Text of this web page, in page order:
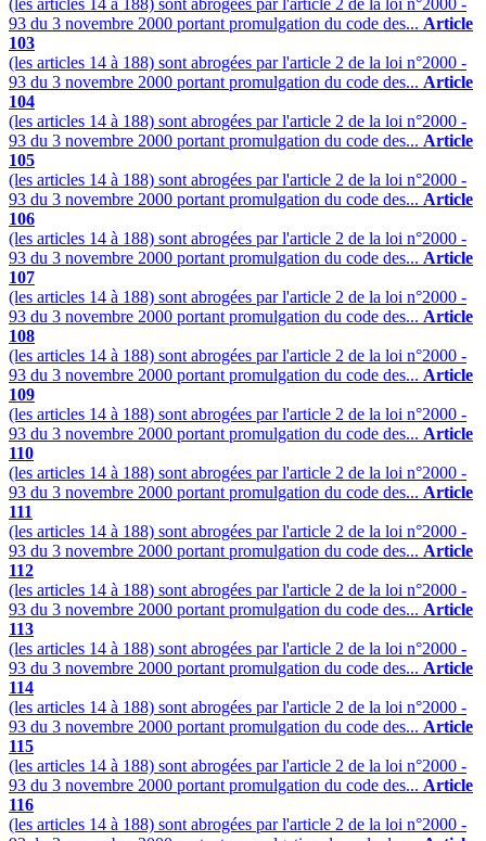
(les articles 14 à 188) sont abrogées par l'article 2 de la loi n°2000 -
93 du 3 novembre 2000 portant promulgation du code des... Article
103
(les articles 14 à 188) sont abrogées par l'article 2 de la loi n°2000 -
93 du 3 novembre 2000 portant promulgation du code des... Article
104
(les articles 14 à 188) sont abrogées par l'article 2 de la loi n°2000 -
93 du 3 novembre 2000 portant promulgation du code des... Article
105
(les articles 14 à 188) sont abrogées par l'article 2 de la loi n°2000 -
93 du 3 novembre 2000 portant promulgation du code des... Article
106
(les articles 14 à 188) sont abrogées par l'article 2 de la loi n°2000 -
93 du 3 novembre 2000 portant promulgation du code des... Article
107
(les articles 14 à 188) sont abrogées par l'article 2 de la loi n°2000 -
93 du 3 novembre 2000 portant promulgation du code des... Article
108
(les articles 14 à 188) sont abrogées par l'article 2 de la loi n°2000 -
93 du 3 novembre 2000 portant promulgation du code des... Article
109
(les articles 14 à 188) sont abrogées par l'article 2 de la loi n°2000 -
93 du 3 novembre 2000 portant promulgation du code des... Article
110
(les articles 14 à 188) sont abrogées par l'article 2 de la loi n°2000 -
93 du 3 novembre 2000 portant promulgation du code des... Article
111
(les articles 14 à 188) sont abrogées par l'article 2 de la loi n°2000 -
93 du 3 novembre 2000 portant promulgation du code des... Article
112
(les articles 14 à 188) sont abrogées par l'article 2 de la loi n°2000 -
93 du 3 novembre 2000 portant promulgation du code des... Article
113
(les articles 14 à 188) sont abrogées par l'article 2 de la loi n°2000 -
93 du 3 novembre 2000 portant promulgation du code des... Article
114
(les articles 14 à 188) sont abrogées par l'article 2 de la loi n°2000 -
93 du 3 novembre 2000 portant promulgation du code des... Article
115
(les articles 14 à 188) sont abrogées par l'article 2 de la loi n°2000 -
93 du 3 novembre 2000 portant promulgation du code des... Article
116
(les articles 14 à 188) sont abrogées par l'article 2 de la loi n°2000 -